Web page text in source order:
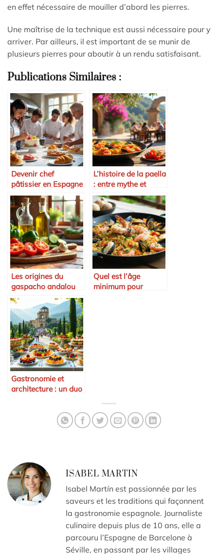
en effet nécessaire de mouiller d’abord les pierres.
Une maîtrise de la technique est aussi nécessaire pour y
arriver. Par ailleurs, il est important de se munir de
plusieurs pierres pour aboutir à un rendu satisfaisant.
Publications Similaires :
Devenir chef
pâtissier en Espagne
: parcours et
diplômes
L’histoire de la paella
: entre mythe et
réalité
Les origines du
gaspacho andalou
Quel est l’âge
minimum pour
Gastronomie et
architecture : un duo
ISABEL MARTIN
Isabel Martín est passionnée par les
saveurs et les traditions qui façonnent
la gastronomie espagnole. Journaliste
culinaire depuis plus de 10 ans, elle a
parcouru l’Espagne de Barcelone à
Séville, en passant par les villages